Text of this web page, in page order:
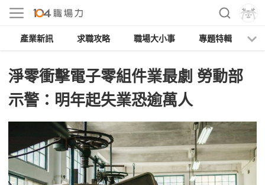
產業新訊 求職攻略 職場大小事 專題特輯
淨零衝擊電子零組件業最劇 勞動部
示警：明年起失業恐逾萬人